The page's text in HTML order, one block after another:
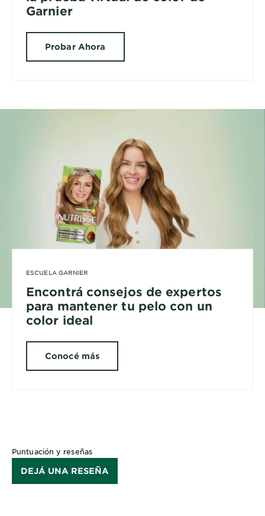
Garnier
Probar Ahora
ESCUELA GARNIER
Encontrá consejos de expertos
para mantener tu pelo con un
color ideal
Conocé más
Puntuación y reseñas
DEJÁ UNA RESEÑA